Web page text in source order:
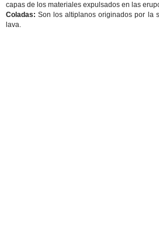
capas de los materiales expulsados en las
Coladas:Son los altiplanos originados por la
lava.